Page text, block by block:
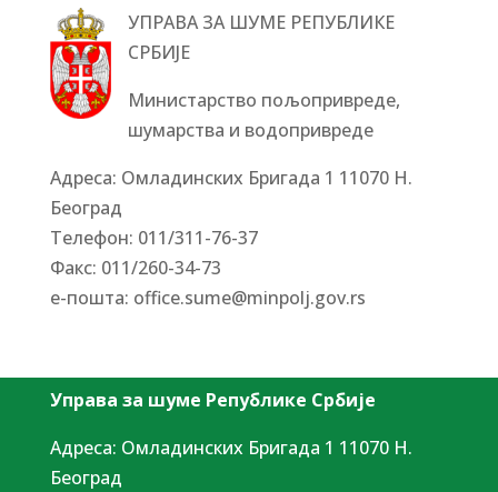
УПРАВА ЗА ШУМЕ РЕПУБЛИКЕ
СРБИЈЕ
Министарство пољопривреде,
шумарства и водопривреде
Адреса: Омладинских Бригада 1 11070 Н.
Београд
Tелефон: 011/311-76-37
Факс: 011/260-34-73
е-пошта: office.sume@minpolj.gov.rs
Управа за шуме Републике Србије
Адреса: Омладинских Бригада 1 11070 Н.
Београд